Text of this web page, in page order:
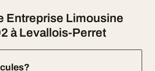
Entreprise Limousine
à Levallois-Perret